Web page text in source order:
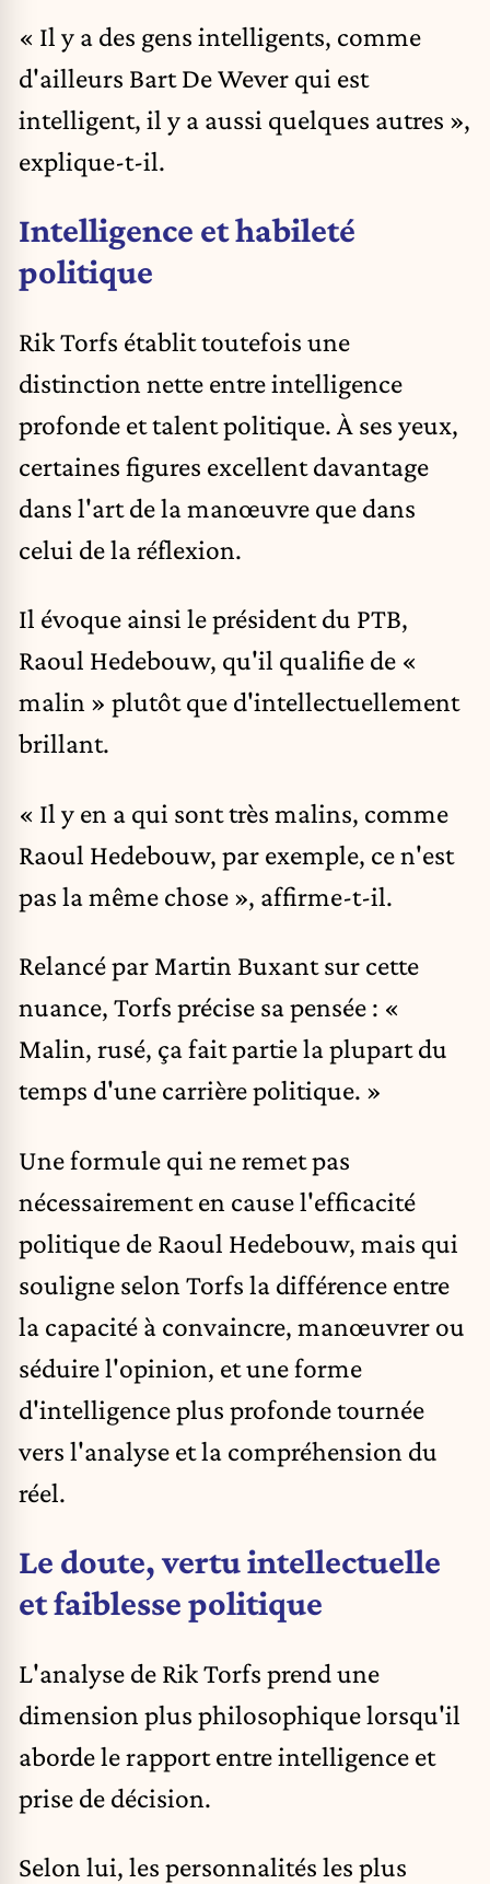
« Il y a des gens intelligents, comme
d'ailleurs Bart De Wever qui est
intelligent, il y a aussi quelques autres »,
explique-t-il.
Intelligence et habileté
politique
Rik Torfs établit toutefois une
distinction nette entre intelligence
profonde et talent politique. À ses yeux,
certaines figures excellent davantage
dans l'art de la manœuvre que dans
celui de la réflexion.
Il évoque ainsi le président du PTB,
Raoul Hedebouw, qu'il qualifie de «
malin » plutôt que d'intellectuellement
brillant.
« Il y en a qui sont très malins, comme
Raoul Hedebouw, par exemple, ce n'est
pas la même chose », affirme-t-il.
Relancé par Martin Buxant sur cette
nuance, Torfs précise sa pensée : «
Malin, rusé, ça fait partie la plupart du
temps d'une carrière politique. »
Une formule qui ne remet pas
nécessairement en cause l'efficacité
politique de Raoul Hedebouw, mais qui
souligne selon Torfs la différence entre
la capacité à convaincre, manœuvrer ou
séduire l'opinion, et une forme
d'intelligence plus profonde tournée
vers l'analyse et la compréhension du
réel.
Le doute, vertu intellectuelle
et faiblesse politique
L'analyse de Rik Torfs prend une
dimension plus philosophique lorsqu'il
aborde le rapport entre intelligence et
prise de décision.
Selon lui, les personnalités les plus